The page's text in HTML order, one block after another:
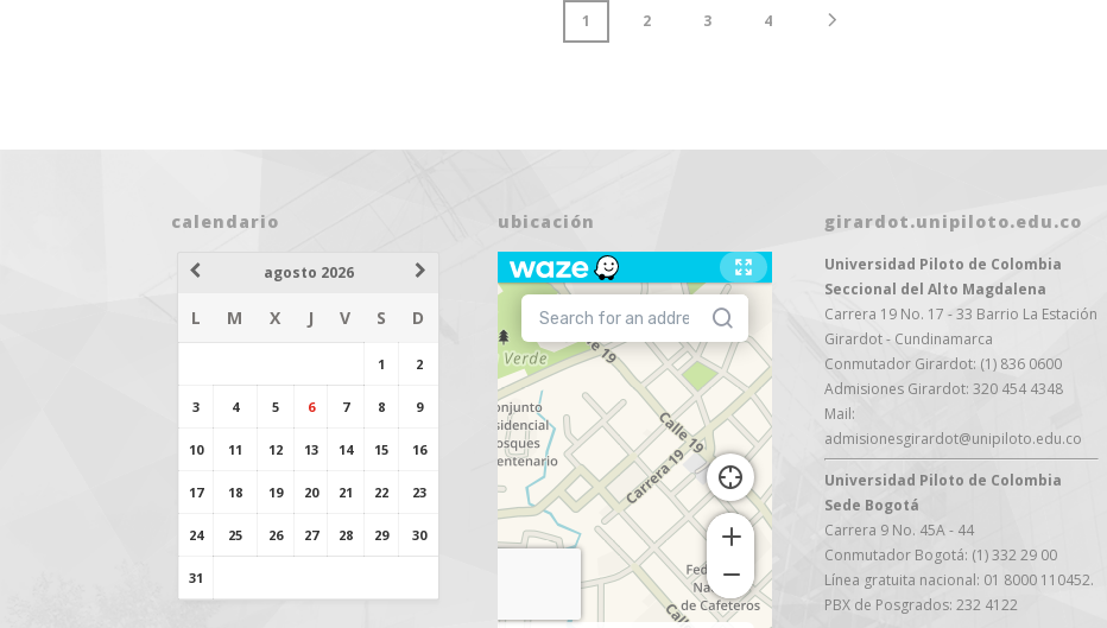
1 2 3 4
calendario
agosto 2026
L M X J V S D
1 2
3 4 5 6 7 8 9
10 11 12 13 14 15 16
17 18 19 20 21 22 23
24 25 26 27 28 29 30
31
ubicación girardot.unipiloto.edu.co
Universidad Piloto de Colombia
Seccional del Alto Magdalena
Carrera 19 No. 17 - 33 Barrio La Estación
Girardot - Cundinamarca
Conmutador Girardot: (1) 836 0600
Admisiones Girardot: 320 454 4348
Mail:
admisionesgirardot@unipiloto.edu.co
Universidad Piloto de Colombia
Sede Bogotá
Carrera 9 No. 45A - 44
Conmutador Bogotá: (1) 332 29 00
Línea gratuita nacional: 01 8000 110452.
PBX de Posgrados: 232 4122
24 AGOSTO 2026
EGRESADOS HOY
25 AGOSTO 2026
BUSINESS
WORLD
VER DETALLE
07 AGOSTO 2026
FESTIVO DÍA DE
EGRESADOS HOY